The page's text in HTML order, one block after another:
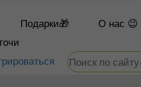
Подарки🎁 О нас 😉